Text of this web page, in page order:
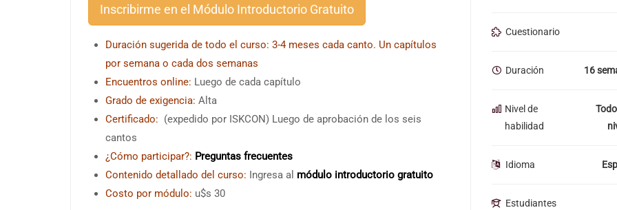
Inscribirme en el Módulo Introductorio Gratuito
Duración sugerida de todo el curso: 3-4 meses cada canto. Un capítulos
por semana o cada dos semanas
Encuentros online: Luego de cada capítulo
Grado de exigencia: Alta
Certificado: (expedido por ISKCON) Luego de aprobación de los seis
cantos
¿Cómo participar?: Preguntas frecuentes
Contenido detallado del curso: Ingresa al módulo introductorio gratuito
Costo por módulo: u$s 30
Cuestionario
Duración 16
Nivel de
habilidad
Idioma
Estudiantes